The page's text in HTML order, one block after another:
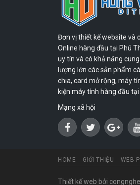
Đơn vị thiết kế website và
Online hàng đầu tại Phú
uy tín và có khả năng
lượng lớn các sản phẩm
chia, card mở rộng, máy
kiện máy tính hàng đầu tại
Mạng xã hội
HOME GIỚI THIỆU WEB-
Thiết kế web bởi